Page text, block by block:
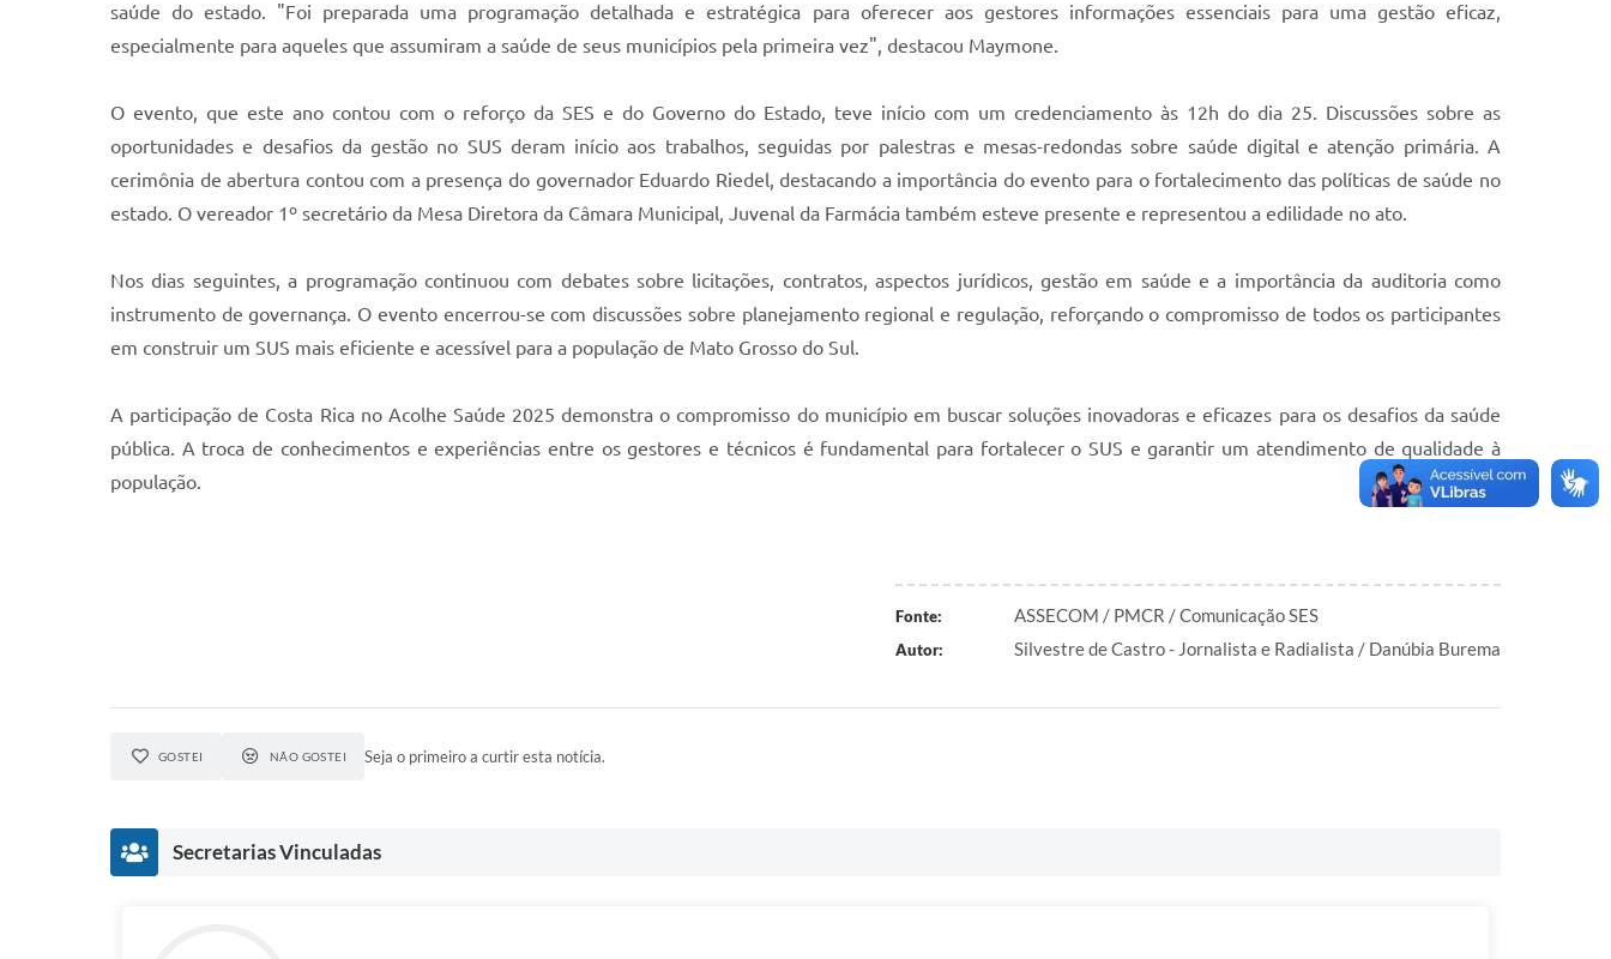
saúde do estado. "Foi preparada uma programação detalhada e estratégica para oferecer aos gestores informações essenciais para uma gestão eficaz,
especialmente para aqueles que assumiram a saúde de seus municípios pela primeira vez", destacou Maymone.
O evento, que este ano contou com o reforço da SES e do Governo do Estado, teve início com um credenciamento às 12h do dia 25. Discussões sobre as
oportunidades e desafios da gestão no SUS deram início aos trabalhos, seguidas por palestras e mesas-redondas sobre saúde digital e atenção primária. A
cerimônia de abertura contou com a presença do governador Eduardo Riedel, destacando a importância do evento para o fortalecimento das políticas de saúde no
estado. O vereador 1º secretário da Mesa Diretora da Câmara Municipal, Juvenal da Farmácia também esteve presente e representou a edilidade no ato.
Nos dias seguintes, a programação continuou com debates sobre licitações, contratos, aspectos jurídicos, gestão em saúde e a importância da auditoria como
instrumento de governança. O evento encerrou-se com discussões sobre planejamento regional e regulação, reforçando o compromisso de todos os participantes
em construir um SUS mais eficiente e acessível para a população de Mato Grosso do Sul.
A participação de Costa Rica no Acolhe Saúde 2025 demonstra o compromisso do município em buscar soluções inovadoras e eficazes para os desafios da saúde
pública. A troca de conhecimentos e experiências entre os gestores e técnicos é fundamental para fortalecer o SUS e garantir um atendimento de qualidade à
população.
Fonte: ASSECOM / PMCR / Comunicação SES
Autor: Silvestre de Castro - Jornalista e Radialista / Danúbia Burema
GOSTEI NÃO GOSTEI Seja o primeiro a curtir esta notícia.
Secretarias Vinculadas